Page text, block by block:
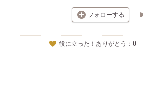
フォローする
役に立った！ありがとう： 0